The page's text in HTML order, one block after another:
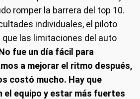
romper la barrera del top 10.
individuales, el piloto
las limitaciones del auto
fue un día fácil para
a mejorar el ritmo después,
costó mucho. Hay que
el equipo y estar más fuertes